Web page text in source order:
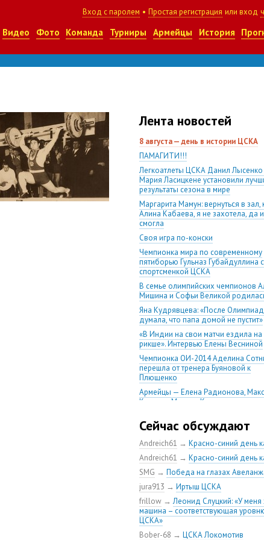
Вход с паролем • Простая регистрация или вход
Видео Фото Команда Турниры Армейцы История
Лента новостей
8 августа — день в истории ЦСКА
ПАМАГИТИ!!!
Легкоатлеты ЦСКА Данил Лысенко
Мария Ласицкене установили
результаты сезона в мире
Маргарита Мамун: вернуться в зал,
Алина Кабаева, я не захотела, да
смогла
Своя игра по-конски
Чемпионка мира по современному
пятиборью Гульназ Губайдуллина
спортсменкой ЦСКА
В семье олимпийских чемпионов
Мишина и Софьи Великой
Яна Кудрявцева: «После
думала, что папа домой не пустит»
«В Индии на свои матчи ездила на
рикше». Интервью Елены Весниной
Чемпионка ОИ-2014 Аделина
перешла от тренера Буяновой к
Плющенко
Армейцы — Елена Радионова,
Ковтун и Михаил Коляда примут
В бою по правилам ММА болельщик
ЦСКА победил поклонника
Яна Кудрявцева завершила
лет
Армейцы Антон Бабиков и Максим
Цветков берут золото и серебро!
Стефания Елфутина признана
года в РФ
Веснина: как же это удобно —
золотые медали!
Сейчас обсуждают
Andreich61 → Красно-синий день
Andreich61 → Красно-синий день
SMG → Победа на глазах
jura913 → Иртыш ЦСКА
frillow →Леонид Слуцкий: «У
машина – соответствующая
ЦСКА»
Bober-68 → ЦСКА Локомотив